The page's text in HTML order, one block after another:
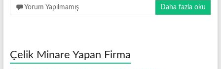
Yorum Yapılmamış Daha fazla oku
Çelik Minare Yapan Firma